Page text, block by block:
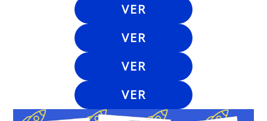
VER
VER
VER
VER